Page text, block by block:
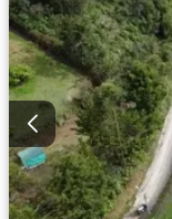
Vista panorámica